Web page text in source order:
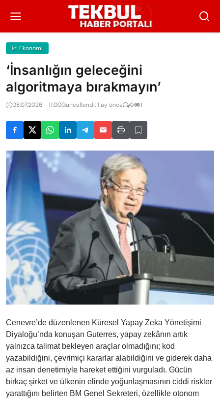
📈 Ekonomi
‘İnsanlığın geleceğini
algoritmaya bırakmayın’
08.07.2026 - 11:00Güncellendi: 1 ay önce 0 1
Cenevre’de düzenlenen Küresel Yapay Zeka Yönetişimi
Diyaloğu’nda konuşan Guterres, yapay zekânın artık
yalnızca talimat bekleyen araçlar olmadığını; kod
yazabildiğini, çevrimiçi kararlar alabildiğini ve giderek daha
az insan denetimiyle hareket ettiğini vurguladı. Gücün
birkaç şirket ve ülkenin elinde yoğunlaşmasının ciddi riskler
yarattığını belirten BM Genel Sekreteri, özellikle otonom